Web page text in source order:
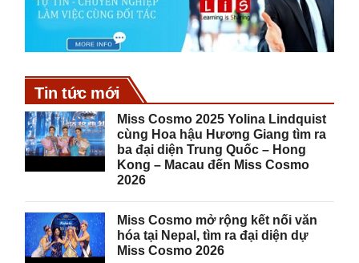
Tin tức mới
Miss Cosmo 2025 Yolina Lindquist
cùng Hoa hậu Hương Giang tìm ra
ba đại diện Trung Quốc – Hong
Kong – Macau đến Miss Cosmo
2026
Miss Cosmo mở rộng kết nối văn
hóa tại Nepal, tìm ra đại diện dự
Miss Cosmo 2026